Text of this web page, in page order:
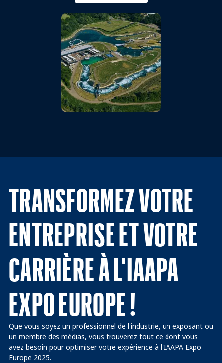
TRANSFORMEZ VOTRE
ENTREPRISE ET VOTRE
CARRIÈRE À L'IAAPA
EXPO EUROPE !
Que vous soyez un professionnel de l'industrie, un exposant ou
un membre des médias, vous trouverez tout ce dont vous
avez besoin pour optimiser votre expérience à l'IAAPA Expo
Europe 2025.